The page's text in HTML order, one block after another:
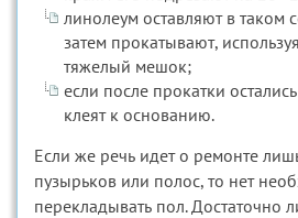
линолеум оставляют в таком
затем прокатывают,
тяжелый мешок;
если после прокатки
клеят к основанию.
Если же речь идет о ремонте
пузырьков или полос, то нет
перекладывать пол. Достаточно